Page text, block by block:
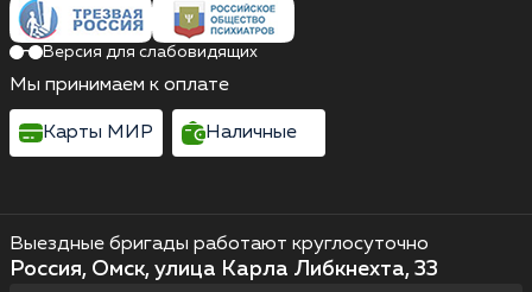
Выездные бригады работают круглосуточно
Россия, Омск, улица Карла Либкнехта, 33
Версия для слабовидящих
Мы принимаем к оплате
Карты МИР Наличные